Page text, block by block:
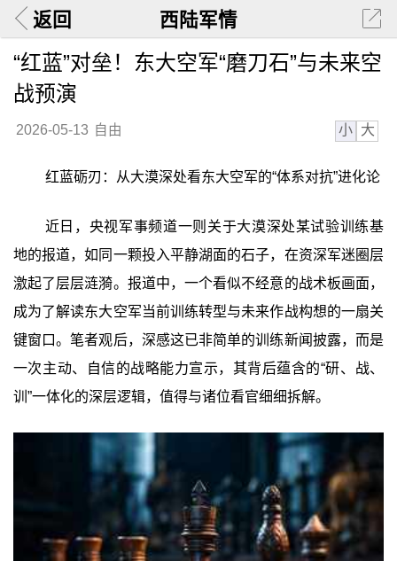
返回 西陆军情
“红蓝”对垒！东大空军“磨刀石”与未来空
战预演
2026-05-13 自由 小 大
红蓝砺刃：从大漠深处看东大空军的“体系对抗”进化论
近日，央视军事频道一则关于大漠深处某试验训练基
地的报道，如同一颗投入平静湖面的石子，在资深军迷圈层
激起了层层涟漪。报道中，一个看似不经意的战术板画面，
成为了解读东大空军当前训练转型与未来作战构想的一扇关
键窗口。笔者观后，深感这已非简单的训练新闻披露，而是
一次主动、自信的战略能力宣示，其背后蕴含的“研、战、
训”一体化的深层逻辑，值得与诸位看官细细拆解。